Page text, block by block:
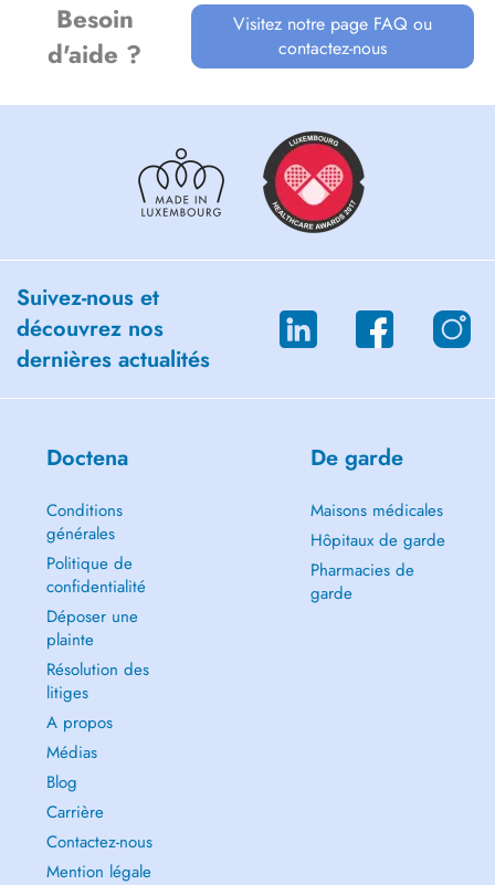
En cas de douleur aiguë ou de situation urgente, merci de contacter
par téléphone afin dévaluer la possibilité d'un rendez-vous pour un
traitement en urgence.
Besoin
d'aide ?
Visitez notre page FAQ ou
contactez-nous
Suivez-nous et
découvrez nos
dernières actualités
Doctena
Conditions
générales
Politique de
confidentialité
Déposer une
plainte
Résolution des
litiges
A propos
Médias
Blog
Carrière
Contactez-nous
Mention légale
De garde
Maisons médicales
Hôpitaux de garde
Pharmacies de
garde